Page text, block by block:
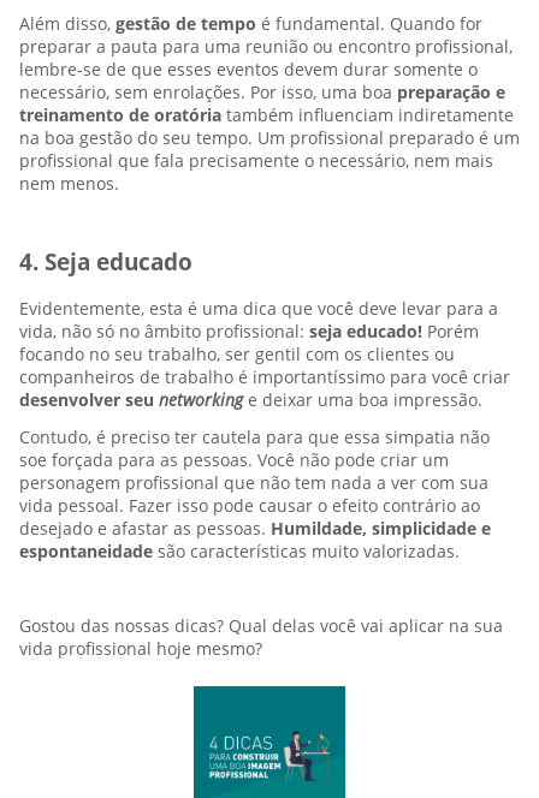
Além disso, gestão de tempo é fundamental. Quando for
preparar a pauta para uma reunião ou encontro profissional,
lembre-se de que esses eventos devem durar somente o
necessário, sem enrolações. Por isso, uma boa preparação e
treinamento de oratória também influenciam indiretamente
na boa gestão do seu tempo. Um profissional preparado é um
profissional que fala precisamente o necessário, nem mais
nem menos.
4. Seja educado
Evidentemente, esta é uma dica que você deve levar para a
vida, não só no âmbito profissional: seja educado! Porém
focando no seu trabalho, ser gentil com os clientes ou
companheiros de trabalho é importantíssimo para você criar
desenvolver seu networkinge deixar uma boa impressão.
Contudo, é preciso ter cautela para que essa simpatia não
soe forçada para as pessoas. Você não pode criar um
personagem profissional que não tem nada a ver com sua
vida pessoal. Fazer isso pode causar o efeito contrário ao
desejado e afastar as pessoas. Humildade, simplicidade e
espontaneidade são características muito valorizadas.
Gostou das nossas dicas? Qual delas você vai aplicar na sua
vida profissional hoje mesmo?